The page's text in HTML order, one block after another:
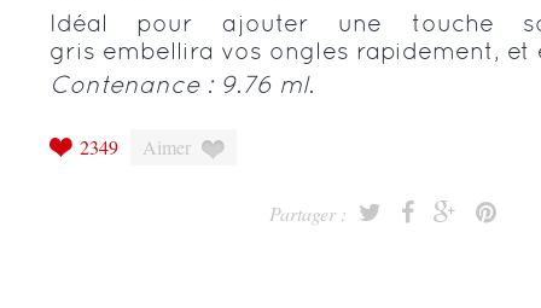
Idéal pour ajouter une touche
gris embellira vos ongles rapidement, et
Contenance : 9.76 ml.
Partager :
Aimer
2349